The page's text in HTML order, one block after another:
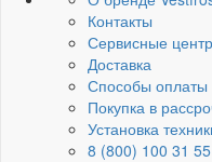
Контакты
Сервисные
Доставка
Способы оплаты
Покупка в
Установка
8 (800) 100 31 55